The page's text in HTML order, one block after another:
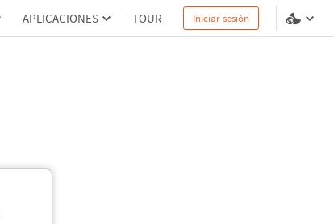
APLICACIONES TOUR Iniciar sesión